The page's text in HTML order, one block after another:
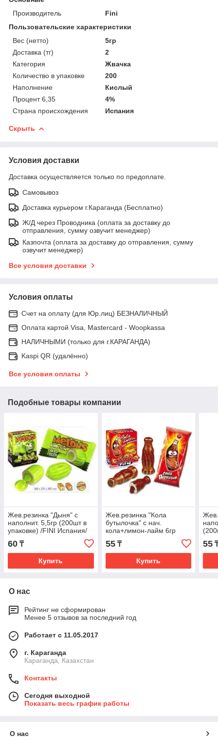
Производитель
Fini
Пользовательские характеристики
Вес (нетто)
5гр
Доставка (тг)
2
Категория
Жвачка
Количество в упаковке
200
Наполнение
Кислый
Процент 6,35
4%
Страна происхождения
Испания
Скрыть
Условия доставки
Доставка осуществляется только по предоплате.
Самовывоз
Доставка курьером г.Караганда (Бесплатно)
Ж/Д через Проводника (оплата за доставку до
отправления, сумму озвучит менеджер)
Казпочта (оплата за доставку до отправления, сумму
озвучит менеджер)
Все условия доставки
Условия оплаты
Счет на оплату (для Юр.лиц) БЕЗНАЛИЧНЫЙ
Оплата картой Visa, Mastercard - Woopkassa
НАЛИЧНЫМИ (только для г.КАРАГАНДА)
Kaspi QR (удалённо)
Все условия оплаты
Подобные товары компании
Жев.резинка "Дыня" с
наполнит. 5,5гр (200шт в
упаковке) /FINI Испания/
60 ₸
Купить
Жев.резинка "Кола
бутылочка" с нач.
кола+лимон-лайм 6гр
(200шт в упаковке) /FINI
Испания/
55₸
Купить
55
О нас
Рейтинг не сформирован
Менее 5 отзывов за последний год
Работает с 11.05.2017
г. Караганда
Караганда, Казахстан
Контакты
Сегодня выходной
Показать весь график работы
О нас